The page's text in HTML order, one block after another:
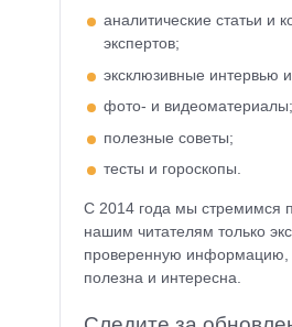
аналитические статьи и
экспертов;
эксклюзивные интервью
фото- и видеоматериалы;
полезные советы;
тесты и гороскопы.
С 2014 года мы стремимся
нашим читателям только
проверенную информацию,
полезна и интересна.